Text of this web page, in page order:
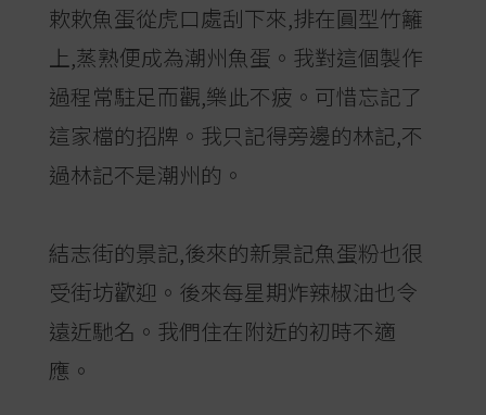
欶欶魚蛋從虎口處刮下來,排在圓型竹籬
上,蒸熟便成為潮州魚蛋。我對這個製作
過程常駐足而觀,樂此不疲。可惜忘記了
這家檔的招牌。我只記得旁邊的林記,不
過林記不是潮州的。
結志街的景記,後來的新景記魚蛋粉也很
受街坊歡迎。後來每星期炸辣椒油也令
遠近馳名。我們住在附近的初時不適
應。